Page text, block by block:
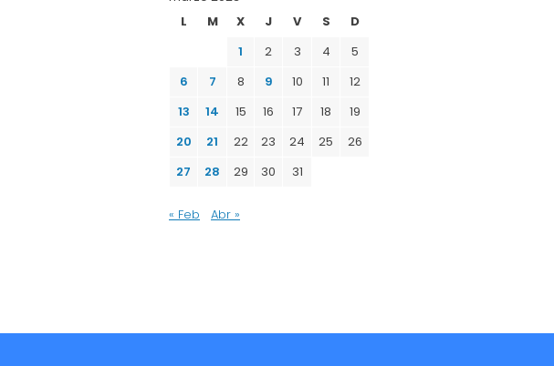
L
M X J V S
D
1
2 3 4
5
6
7 8 9 10 11
12
13
14 15 16 17 18
19
20
21 22 23 24 25
26
27
28 29 30 31
« Feb Abr »